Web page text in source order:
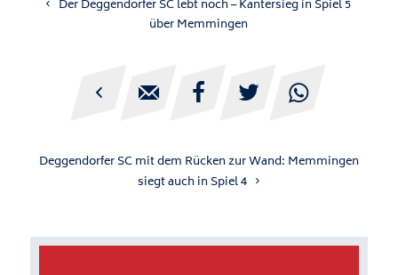
Der Deggendorfer SC lebt noch – Kantersieg in Spiel 5
über Memmingen
    
Deggendorfer SC mit dem Rücken zur Wand: Memmingen
siegt auch in Spiel 4